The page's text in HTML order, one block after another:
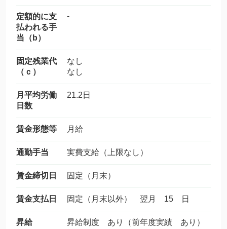
定額的に支
払われる手
当（b）
-
固定残業代
（ｃ）
なし
なし
月平均労働
日数
21.2日
賃金形態等 月給
通勤手当 実費支給（上限なし）
賃金締切日 固定（月末）
賃金支払日 固定（月末以外） 翌月 15 日
昇給 昇給制度 あり（前年度実績 あり）